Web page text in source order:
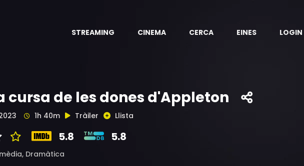
STREAMING CINEMA CERCA EINES LOGIN
cursa de les dones d'Appleton
1h 40m Tràiler Llista
5.8 5.8
Dramàtica